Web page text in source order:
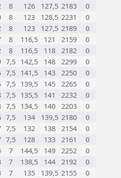
8 126 127,5 2183
0
8 123 128,5 2231
0
8 123 127,5 2189
0
8 116,5 121 2159
0
8 116,5 118 2182
0
7,5 142,5 148 2299
0
7,5 141,5 143 2250
0
7,5 139,5 145 2265
0
7,5 135,5 141 2232
0
7,5 134,5 140 2203
0
7,5 134 139,5 2180
0
7,5 132 138 2154
0
7,5 128 133 2161
0
7 144,5 149 2252
0
7 138,5 144 2192
0
7 135 139,5 2155
0